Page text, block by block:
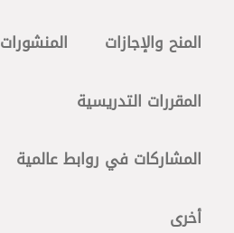
المنح والإجازات المنشورات
المقررات التدريسية
المشاركات في روابط عالمية
أخرى